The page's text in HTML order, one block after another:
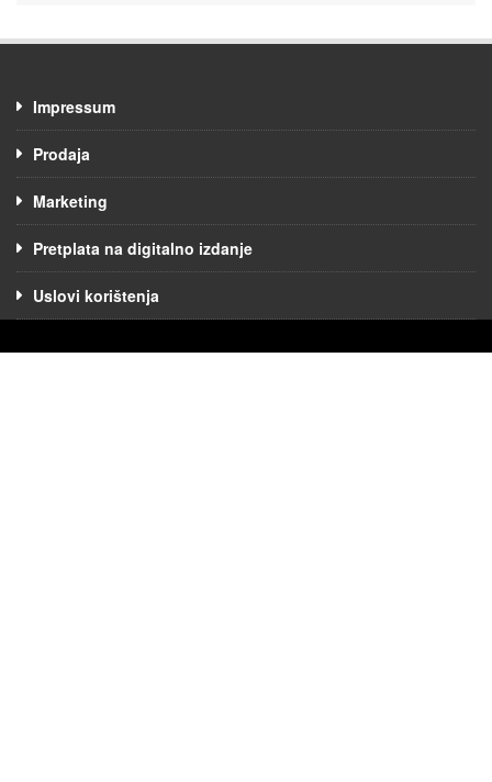
Impressum
Prodaja
Marketing
Pretplata na digitalno izdanje
Uslovi korištenja